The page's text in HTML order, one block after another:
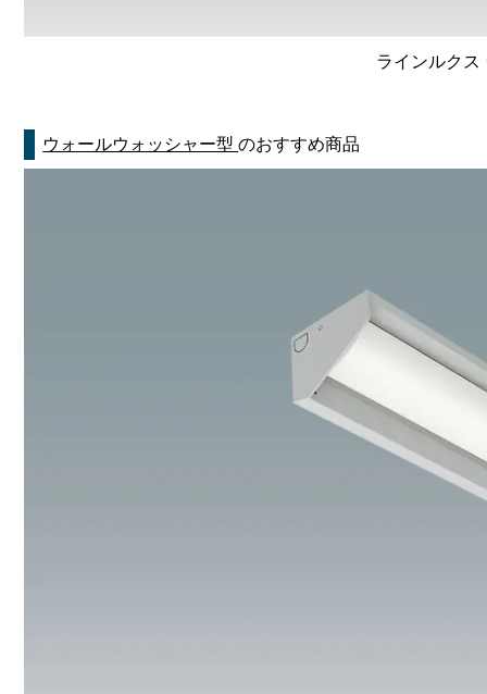
ラインルクス
ウォールウォッシャー型のおすすめ商品